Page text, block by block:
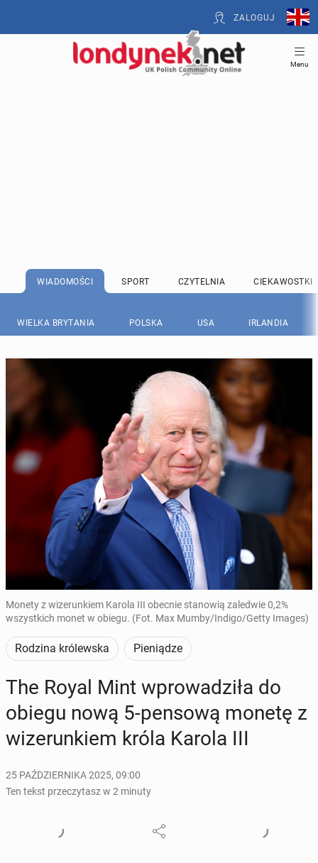
ZALOGUJ
Menu
WIADOMOŚCI SPORT CZYTELNIA CIEKAWOSTKI
WIELKA BRYTANIA POLSKA USA IRLANDIA
Monety z wizerunkiem Karola III obecnie stanowią zaledwie 0,2%
wszystkich monet w obiegu. (Fot. Max Mumby/Indigo/Getty Images)
Rodzina królewska Pieniądze
The Royal Mint wpro­wa­dzi­ła do
obiegu nową 5-pensową monetę z
wi­ze­run­kiem króla Karola III
25 PAŹDZIERNIKA 2025, 09:00
Ten tekst przeczytasz w 2 minuty